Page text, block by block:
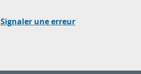
Signaler une erreur